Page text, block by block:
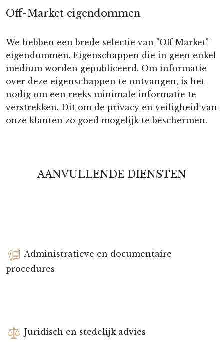
Off-Market eigendommen
We hebben een brede selectie van "Off Market"
eigendommen. Eigenschappen die in geen enkel
medium worden gepubliceerd. Om informatie
over deze eigenschappen te ontvangen, is het
nodig om een reeks minimale informatie te
verstrekken. Dit om de privacy en veiligheid van
onze klanten zo goed mogelijk te beschermen.
AANVULLENDE DIENSTEN
Administratieve en documentaire
procedures
Juridisch en stedelijk advies